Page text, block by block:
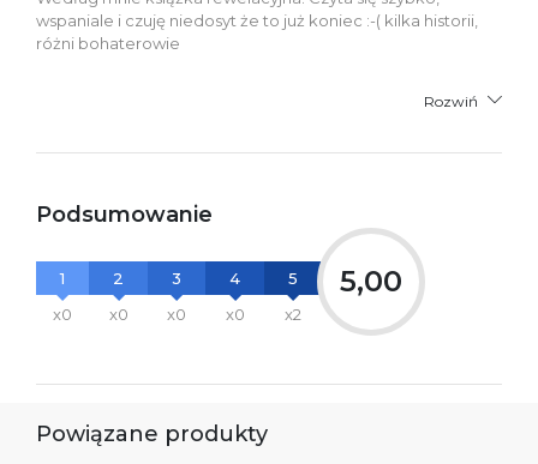
wspaniale i czuję niedosyt że to już koniec :-( kilka historii,
różni bohaterowie
Rozwiń
Podsumowanie
1
x0
2
x0
3
x0
4
x0
5
x2
5,00
Powiązane produkty